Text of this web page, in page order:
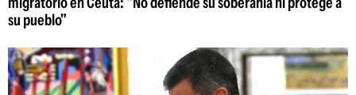
su pueblo"